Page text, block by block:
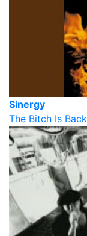
Sinergy
The Bitch Is Back